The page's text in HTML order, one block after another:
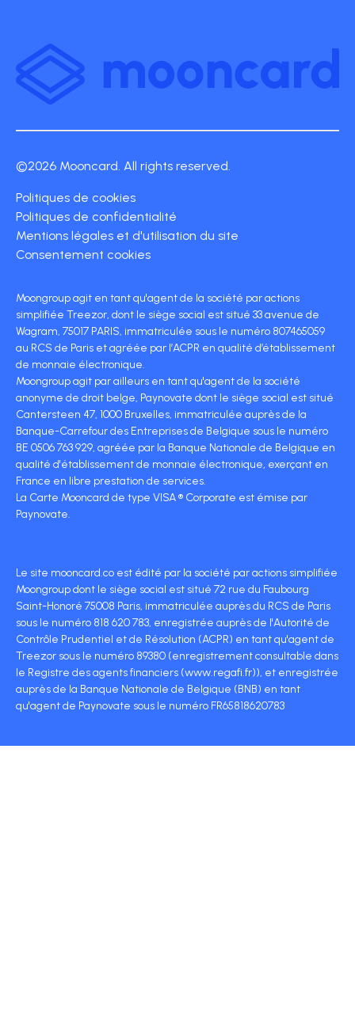
©2026 Mooncard. All rights reserved.
Politiques de cookies
Politiques de confidentialité
Mentions légales et d'utilisation du site
Consentement cookies
Moongroup agit en tant qu'agent de la société par actions
simplifiée Treezor, dont le siège social est situé 33 avenue de
Wagram, 75017 PARIS, immatriculée sous le numéro 807465059
au RCS de Paris et agréée par l’ACPR en qualité d’établissement
de monnaie électronique.
Moongroup agit par ailleurs en tant qu'agent de la société
anonyme de droit belge, Paynovate dont le siège social est situé
Cantersteen 47, 1000 Bruxelles, immatriculée auprès de la
Banque-Carrefour des Entreprises de Belgique sous le numéro
BE 0506 763 929, agréée par la Banque Nationale de Belgique en
qualité d'établissement de monnaie électronique, exerçant en
France en libre prestation de services.
La Carte Mooncard de type VISA ® Corporate est émise par
Paynovate.
Le site mooncard.co est édité par la société par actions simplifiée
Moongroup dont le siège social est situé 72 rue du Faubourg
Saint-Honoré 75008 Paris, immatriculée auprès du RCS de Paris
sous le numéro 818 620 783, enregistrée auprès de l'Autorité de
Contrôle Prudentiel et de Résolution (ACPR) en tant qu'agent de
Treezor sous le numéro 89380 (enregistrement consultable dans
le Registre des agents financiers (www.regafi.fr)), et enregistrée
auprès de la Banque Nationale de Belgique (BNB) en tant
qu'agent de Paynovate sous le numéro FR65818620783